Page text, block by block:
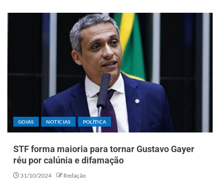
GOIÁS NOTÍCIAS POLÍTICA
STF forma maioria para tornar Gustavo Gayer
réu por calúnia e difamação
31/10/2024 Redação